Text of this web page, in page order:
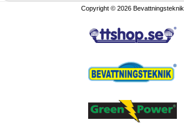
Copyright © 2026 Bevattningsteknik